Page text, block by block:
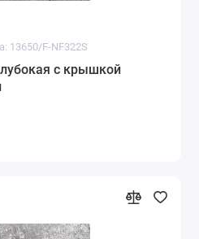
13650/F-NF322S
с крышкой